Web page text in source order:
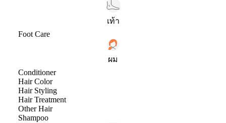
เท้า
Foot Care
ผม
Conditioner
Hair Color
Hair Styling
Hair Treatment
Other Hair
Shampoo